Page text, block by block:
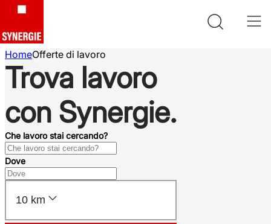
HomeOfferte di lavoro
Trova lavoro
con Synergie.
Che lavoro stai cercando?
Dove
10 km